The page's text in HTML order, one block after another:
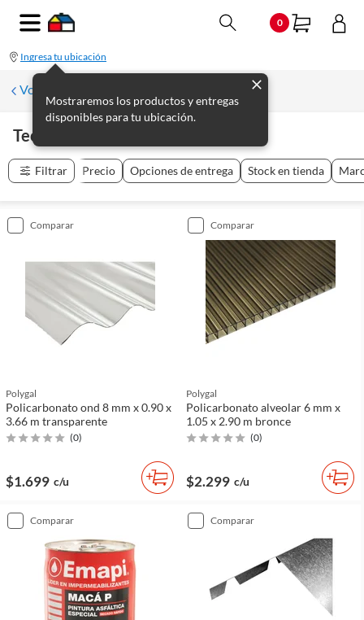
0
Ingresa tu ubicación
Mostraremos los productos y entregas
disponibles para tu ubicación.
Volver a Materiales de Construcción
Techos
Filtrar Precio Opciones de entrega Stock en tienda
comparar
Polygal
Policarbonato ond 8 mm x 0.90 x
3.66 m transparente
(0)
$1.699 c/u
comparar
Polygal
Policarbonato alveolar 6 mm x
1.05 x 2.90 m bronce
(0)
$2.299 c/u
comparar comparar